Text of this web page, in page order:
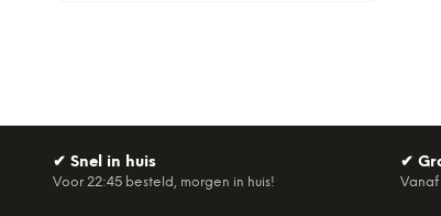
✔ Snel in huis
Voor 22:45 besteld, morgen in huis!
✔
Vanaf